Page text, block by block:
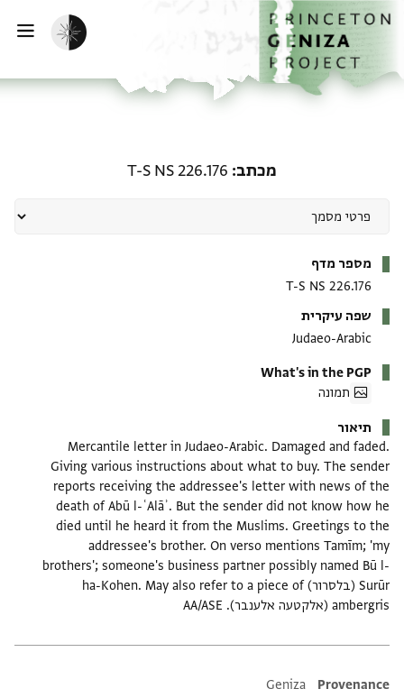
לתוכןהבית
הפעלת מצב כהה
מכתב T-S NS 226.176
מספר מדף
T-S NS 226.176
שפה עיקרית
Judaeo-Arabic
What's in the PGP
תמונה
תיאור
Mercantile letter in Judaeo-Arabic. Damaged and faded.
Giving various instructions about what to buy. The sender
reports receiving the addressee's letter with news of the
death of Abū l-ʿAlāʾ. But the sender did not know how he
died until he heard it from the Muslims. Greetings to the
addressee's brother. On verso mentions Tamīm; 'my
brothers'; someone's business partner possibly named Bū l-
Surūr (בלסרור) ha-Kohen. May also refer to a piece of
ambergris (אלקטעה אלענבר). AA/ASE
Additional metadata
Provenance
Geniza